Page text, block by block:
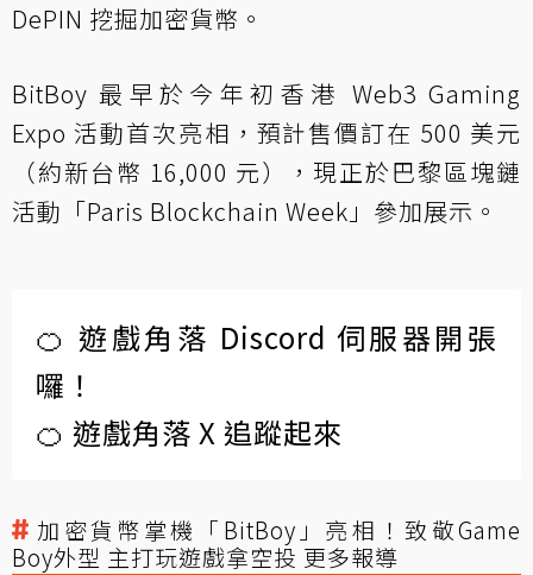
DePIN 挖掘加密貨幣。
BitBoy 最早於今年初香港 Web3 Gaming
Expo 活動首次亮相，預計售價訂在 500 美元
（約新台幣 16,000 元），現正於巴黎區塊鏈
活動「Paris Blockchain Week」參加展示。
🍊 遊戲角落 Discord 伺服器開張
囉！
🍊 遊戲角落 X 追蹤起來
加密貨幣掌機「BitBoy」亮相！致敬Game
Boy外型 主打玩遊戲拿空投 更多報導